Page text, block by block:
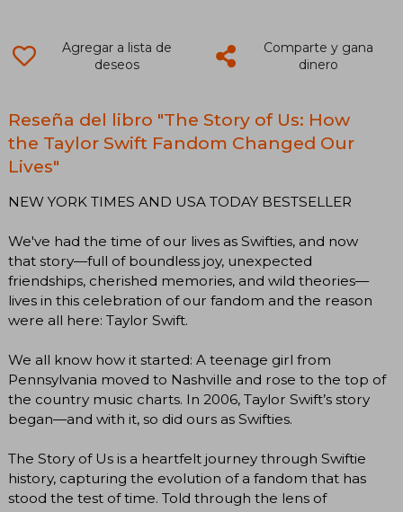
Agregar a lista de
deseos
Comparte y gana
dinero
Reseña del libro "The Story of Us: How
the Taylor Swift Fandom Changed Our
Lives"
NEW YORK TIMES AND USA TODAY BESTSELLER
We've had the time of our lives as Swifties, and now
that story—full of boundless joy, unexpected
friendships, cherished memories, and wild theories—
lives in this celebration of our fandom and the reason
were all here: Taylor Swift.
We all know how it started: A teenage girl from
Pennsylvania moved to Nashville and rose to the top of
the country music charts. In 2006, Taylor Swift’s story
began—and with it, so did ours as Swifties.
The Story of Us is a heartfelt journey through Swiftie
history, capturing the evolution of a fandom that has
stood the test of time. Told through the lens of